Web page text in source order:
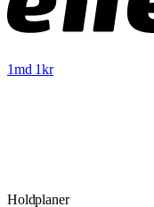
1md 1kr
Holdplaner